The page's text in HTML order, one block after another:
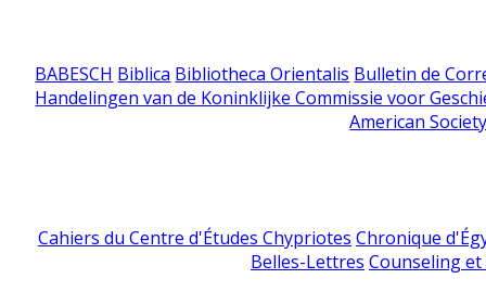
BABESCH Biblica Bibliotheca Orientalis Bulletin de
Handelingen van de Koninklijke Commissie voor
American
Cahiers du Centre d'Études Chypriotes Chronique
Belles-Lettres Counseling